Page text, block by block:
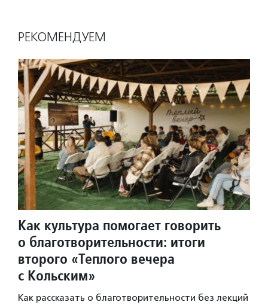
РЕКОМЕНДУЕМ
Как культура помогает говорить
о благотворительности: итоги
второго «Теплого вечера
с Кольским»
Как рассказать о благотворительности без лекций